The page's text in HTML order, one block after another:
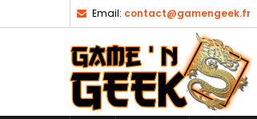
Email: contact@gamengeek.fr